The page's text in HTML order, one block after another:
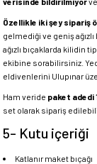
Özellikle iki şey sipariş
gelmediği ve geniş ağızlı
ağızlı bıçaklarda kilidin
ekibine sorabilirsiniz.
eldivenlerini Ulupınar
Ham veride paket adedi
set olarak sipariş
5- Kutu içeriği
Katlanır maket bıçağı